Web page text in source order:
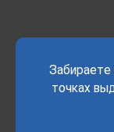
Забираете
точках